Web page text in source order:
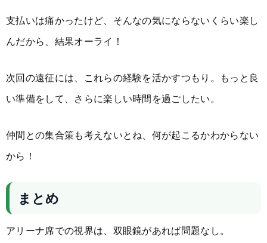
支払いは痛かったけど、そんなの気にならないくらい楽し
んだから、結果オーライ！
次回の遠征には、これらの経験を活かすつもり。もっと良
い準備をして、さらに楽しい時間を過ごしたい。
仲間との集合策も考えないとね、何が起こるかわからない
から！
まとめ
アリーナ席での視界は、双眼鏡があれば問題なし。